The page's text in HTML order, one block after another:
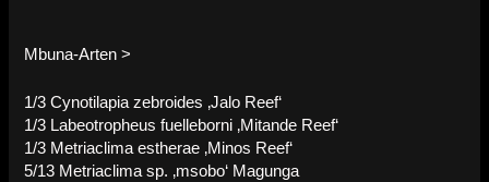
Mbuna-Arten >
1/3 Cynotilapia zebroides ‚Jalo Reef‘
1/3 Labeotropheus fuelleborni ‚Mitande Reef‘
1/3 Metriaclima estherae ‚Minos Reef‘
5/13 Metriaclima sp. ‚msobo‘ Magunga